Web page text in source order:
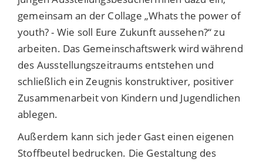
gemeinsam an der Collage „Whats the power of
youth? - Wie soll Eure Zukunft aussehen?“ zu
arbeiten. Das Gemeinschaftswerk wird während
des Ausstellungszeitraums entstehen und
schließlich ein Zeugnis konstruktiver, positiver
Zusammenarbeit von Kindern und Jugendlichen
ablegen.
Außerdem kann sich jeder Gast einen eigenen
Stoffbeutel bedrucken. Die Gestaltung des